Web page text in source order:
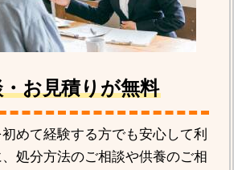
お見積りが無料
めて経験する方でも安心して利
処分方法のご相談や供養のご相